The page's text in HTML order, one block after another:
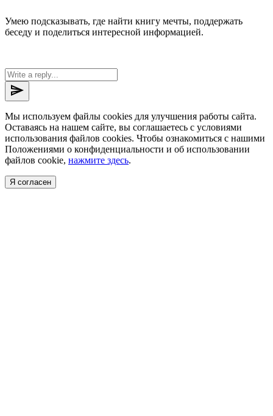
Умею подсказывать, где найти книгу мечты, поддержать
беседу и поделиться интересной информацией.
send
Мы используем файлы cookies для улучшения работы сайта.
Оставаясь на нашем сайте, вы соглашаетесь с условиями
использования файлов cookies. Чтобы ознакомиться с нашими
Положениями о конфиденциальности и об использовании
файлов cookie, нажмите здесь.
Я согласен